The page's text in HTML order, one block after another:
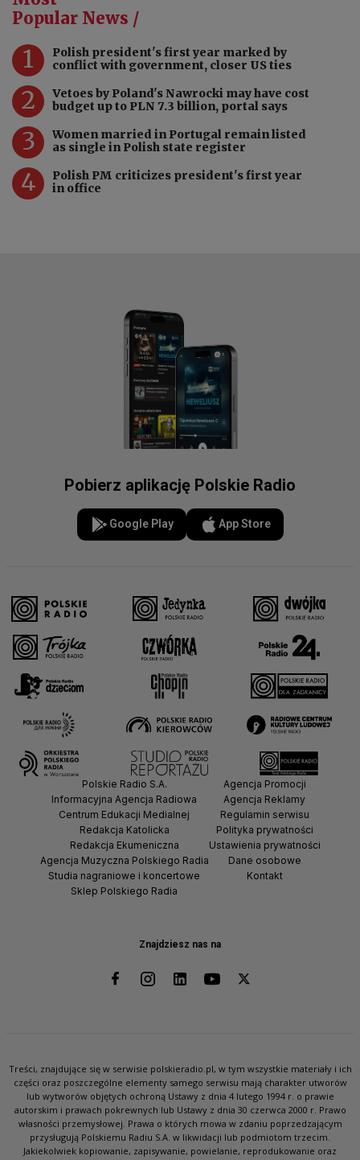
Popular News /
1
Polish president's first year marked by
conflict with government, closer US ties
2
Vetoes by Poland's Nawrocki may have cost
budget up to PLN 7.3 billion, portal says
3
Women married in Portugal remain listed
as single in Polish state register
4
Polish PM criticizes president's first year
in office
Pobierz aplikację Polskie Radio
Google Play App Store
Znajdziesz nas na
Polskie Radio S.A.
Informacyjna Agencja Radiowa
Centrum Edukacji Medialnej
Redakcja Katolicka
Redakcja Ekumeniczna
Agencja Muzyczna Polskiego Radia
Studia nagraniowe i koncertowe
Sklep Polskiego Radia
Agencja Promocji
Agencja Reklamy
Regulamin serwisu
Polityka prywatności
Ustawienia prywatności
Dane osobowe
Kontakt
Treści, znajdujące się w serwisie polskieradio.pl, w tym wszystkie materiały i ich
części oraz poszczególne elementy samego serwisu mają charakter utworów
lub wytworów objętych ochroną Ustawy z dnia 4 lutego 1994 r. o prawie
autorskim i prawach pokrewnych lub Ustawy z dnia 30 czerwca 2000 r. Prawo
własności przemysłowej. Prawa o których mowa w zdaniu poprzedzającym
przysługują Polskiemu Radiu S.A. w likwidacji lub podmiotom trzecim.
Jakiekolwiek kopiowanie, zapisywanie, powielanie, reprodukowanie oraz